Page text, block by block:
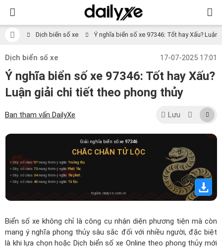
Dịch biển số xe Ý nghĩa biển số xe 97346: Tốt hay Xấu?
Dịch biển số xe 17-07-2025 17:01
Ý nghĩa biển số xe 97346: Tốt hay Xấu?
Luận giải chi tiết theo phong thủy
Ban tham vấn DailyXe Lưu
Giải nghĩa biển số xe 97346
CHẮC CHẮN TỬ LỘC
» Dãy số chứa97 mang thêm ý nghĩa Trường thọ.
» Dãy số chứa 73 mang thêm ý nghĩaPhất Tài.
» Dãy số chứa 34mang thêm ý nghĩaTài phất.
» Dãy số chứa 46 mang thêm ý nghĩa Tử lộc.
Nguồn: dailyxe.com.vn
Biển số xe không chỉ là công cụ nhận diện phương tiện mà còn
mang ý nghĩa phong thủy sâu sắc đối với nhiều người, đặc biệt
là khi lựa chọn hoặcDịch biển số xe Online theo phong thủy mới